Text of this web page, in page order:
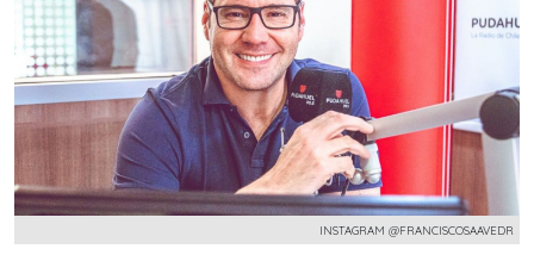
INSTAGRAM @FRANCISCOSAAVEDR